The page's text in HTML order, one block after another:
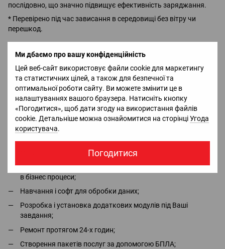
Ми дбаємо про вашу конфіденційність
Цей веб-сайт використовує файли cookie для маркетингу
та статистичних цілей, а також для безпечної та
оптимальної роботи сайту. Ви можете змінити це в
налаштуваннях вашого браузера. Натисніть кнопку
«Погодитися», щоб дати згоду на використання файлів
cookie. Детальніше можна ознайомитися на сторінціУгода
користувача.
Погодитися
послідовно, що значно підвищує ефективність заряджання.
* Перевірено під час зависання в середовищі без вітру чи
перешкод.
Доставка Оплата Гарантія
Офіціальний імпортер та дистрибьютор в Україні брендів
DJI, Bluetti, Jackery - в наявності всі сертифікати та дозволи;
Безкоштовна консультація та повний асортимент в місцях
силиQUADRO.ua ;
Безкоштовна демонстрація і тестовий політ;
Безкоштовна доставка пристрою замовнику та виїзд на
Створення комплексних рішень для організацій, інтеграція
в бізнес процеси;
Навчання і софт для обробки даних;
Розробка і установка додаткових модулів під Ваші
завдання;
Ремонт протягом 24-х годин;
Створення пакетів послуг за допомогою БПЛА;